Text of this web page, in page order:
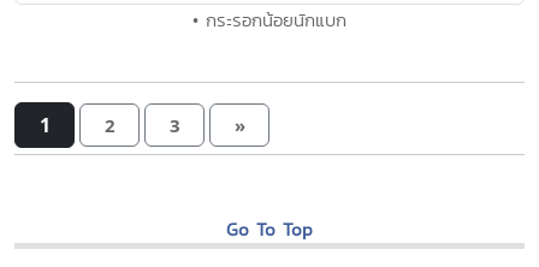
• กระรอกน้อยนักแบก
1 2 3 »
Go To Top